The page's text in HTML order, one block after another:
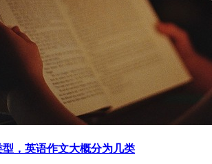
，英语作文大概分为几类